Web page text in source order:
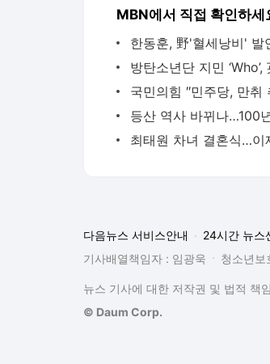
MBN에서 직접 확인하세
다음뉴스 서비스안내 24시간 뉴스
기사배열책임자 : 임광욱
청소년보
뉴스 기사에 대한 저작권 및 법적 책
© Daum Corp.